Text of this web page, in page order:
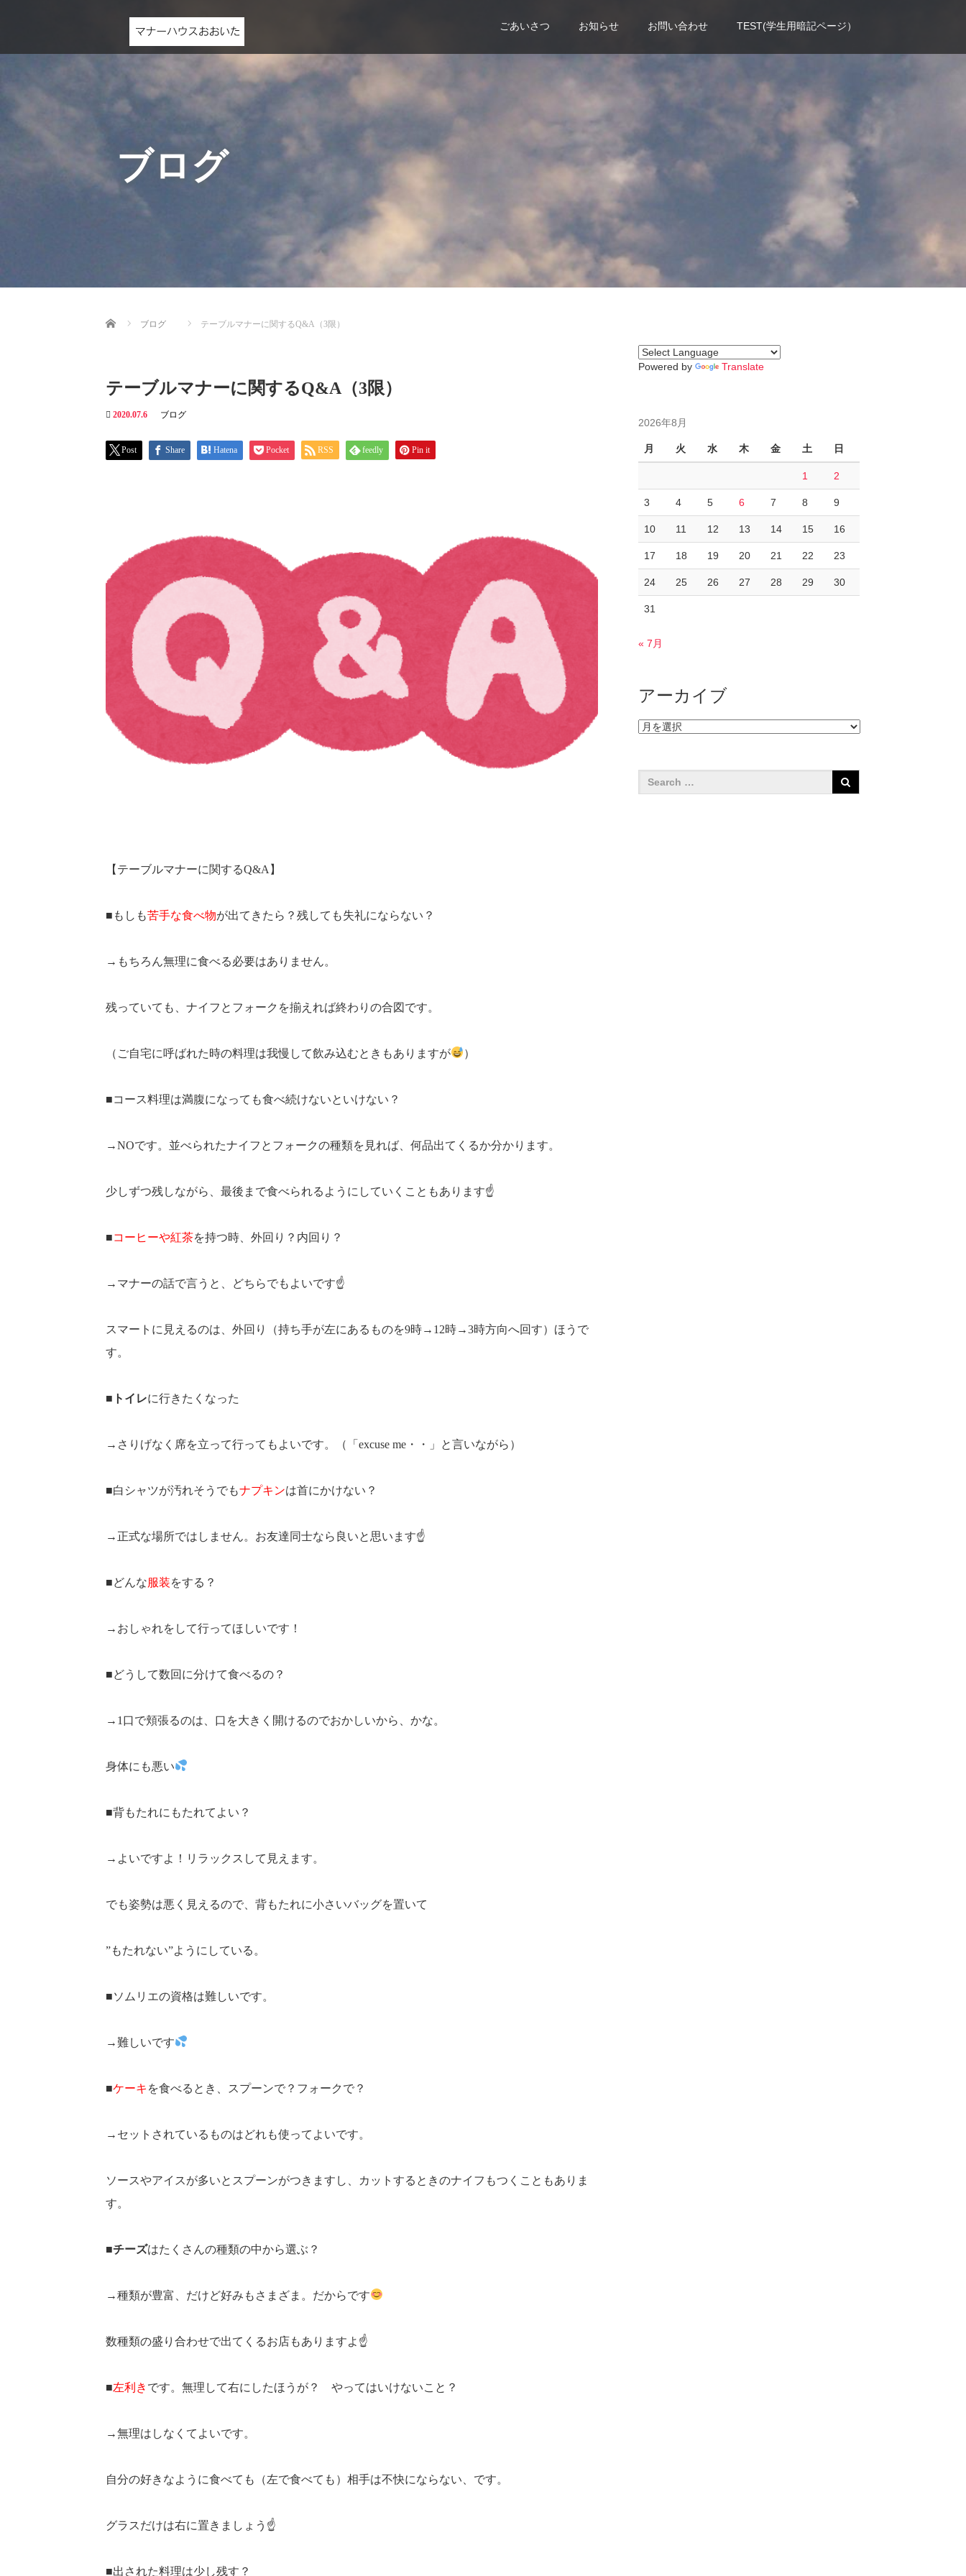
ごあいさつ お知らせ お問い合わせ TEST(学生用暗記ページ）
ブログ
Home ブログ テーブルマナーに関するQ&A（3限）
テーブルマナーに関するQ&A（3限）
2020.07.6 ブログ
Post Share Hatena Pocket RSS feedly Pin it
【テーブルマナーに関するQ&A】
■もしも苦手な食べ物が出てきたら？残しても失礼にならない？
→もちろん無理に食べる必要はありません。
残っていても、ナイフとフォークを揃えれば終わりの合図です。
（ご自宅に呼ばれた時の料理は我慢して飲み込むときもありますが ）
■コース料理は満腹になっても食べ続けないといけない？
→NOです。並べられたナイフとフォークの種類を見れば、何品出てくるか分かります。
少しずつ残しながら、最後まで食べられるようにしていくこともあります☝
■コーヒーや紅茶を持つ時、外回り？内回り？
→マナーの話で言うと、どちらでもよいです☝
スマートに見えるのは、外回り（持ち手が左にあるものを9時→12時→3時方向へ回す）ほうで
す。
■ トイレに行きたくなった
→さりげなく席を立って行ってもよいです。（「excuse me・・」と言いながら）
■白シャツが汚れそうでもナプキンは首にかけない？
→正式な場所ではしません。お友達同士なら良いと思います☝
■どんな服装をする？
→おしゃれをして行ってほしいです！
■どうして数回に分けて食べるの？
→1口で頬張るのは、口を大きく開けるのでおかしいから、かな。
身体にも悪い
■背もたれにもたれてよい？
→よいですよ！リラックスして見えます。
でも姿勢は悪く見えるので、背もたれに小さいバッグを置いて
”もたれない”ようにしている。
■ソムリエの資格は難しいです。
→難しいです
■ケーキ を食べるとき、スプーンで？フォークで？
→セットされているものはどれも使ってよいです。
ソースやアイスが多いとスプーンがつきますし、カットするときのナイフもつくこともありま
す。
■チーズはたくさんの種類の中から選ぶ？
→種類が豊富、だけど好みもさまざま。だからです
数種類の盛り合わせで出てくるお店もありますよ☝
■左利き です。無理して右にしたほうが？ やってはいけないこと？
→無理はしなくてよいです。
自分の好きなように食べても（左で食べても）相手は不快にならない、です。
グラスだけは右に置きましょう☝
■出された料理は少し残す？
Powered by Translate
2026年8月
月 火 水 木 金 土 日
1 2
3 4 5 6 7 8 9
10 11 12 13 14 15 16
17 18 19 20 21 22 23
24 25 26 27 28 29 30
31
« 7月
アーカイブ
ア
イ
ブ